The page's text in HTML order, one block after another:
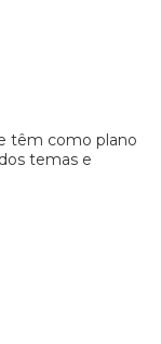
têm como plano
temas e